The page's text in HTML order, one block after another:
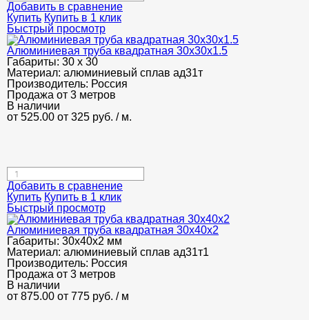
Добавить в сравнение
Купить Купить в 1 клик
Быстрый просмотр
Алюминиевая труба квадратная 30х30х1.5
Габариты: 30 х 30
Материал: алюминиевый сплав ад31т
Производитель: Россия
Продажа от 3 метров
В наличии
от 525.00 от 325 руб. / м.
Добавить в сравнение
Купить Купить в 1 клик
Быстрый просмотр
Алюминиевая труба квадратная 30х40х2
Габариты: 30х40х2 мм
Материал: алюминиевый сплав ад31т1
Производитель: Россия
Продажа от 3 метров
В наличии
от 875.00 от 775 руб. / м